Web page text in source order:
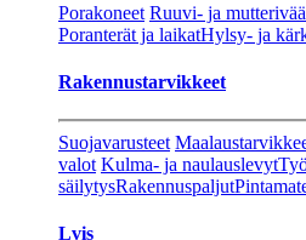
Porakoneet Ruuvi- ja
Poranterät ja laikatHylsy- ja
Rakennustarvikkeet
Suojavarusteet
valot Kulma- ja naulauslevyt
säilytysRakennuspaljut
Lvis